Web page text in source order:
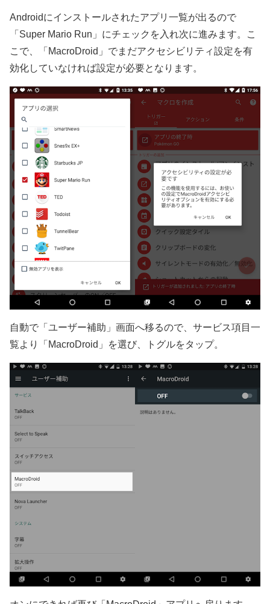
Androidにインストールされたアプリ一覧が出るので
「Super Mario Run」にチェックを入れ次に進みます。こ
こで、「MacroDroid」でまだアクセシビリティ設定を有
効化していなければ設定が必要となります。
自動で「ユーザー補助」画面へ移るので、サービス項目一
覧より「MacroDroid」を選び、トグルをタップ。